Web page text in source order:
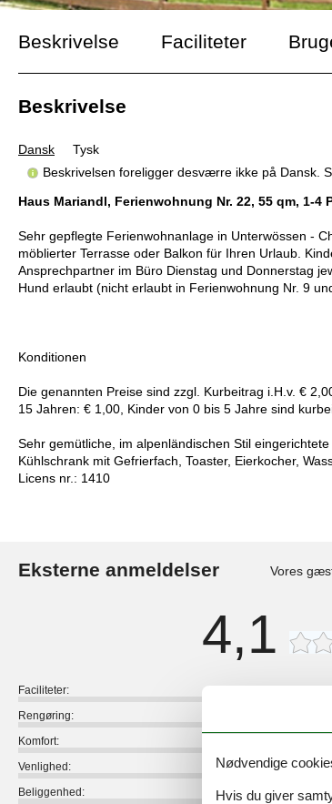
Beskrivelse Faciliteter
Beskrivelse
Dansk
Tysk
Beskrivelsen foreligger desværre ikke på Dansk.
Haus Mariandl, Ferienwohnung Nr. 22, 55 qm, 1-4
Sehr gepflegte Ferienwohnanlage in Unterwössen -
möblierter Terrasse oder Balkon für Ihren Urlaub.
Ansprechpartner im Büro Dienstag und Donnerstag
Hund erlaubt (nicht erlaubt in Ferienwohnung Nr. 9
Konditionen
Die genannten Preise sind zzgl. Kurbeitrag i.H.v. €
15 Jahren: € 1,00, Kinder von 0 bis 5 Jahre sind
Sehr gemütliche, im alpenländischen Stil
Kühlschrank mit Gefrierfach, Toaster, Eierkocher,
Licens nr.: 1410
Eksterne anmeldelser Vores
4,1
Faciliteter:
Rengøring:
Komfort:
Venlighed:
Beliggenhed:
Nødvendige
Hvis du giver